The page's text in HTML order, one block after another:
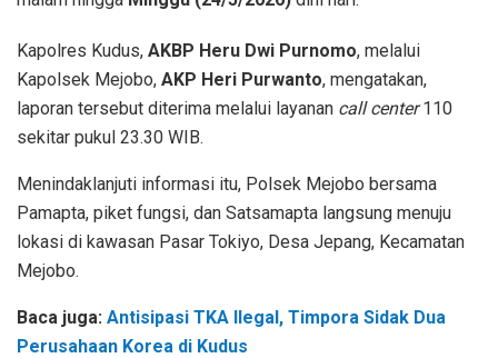
Kapolres Kudus, AKBP Heru Dwi Purnomo, melalui
Kapolsek Mejobo, AKP Heri Purwanto, mengatakan,
laporan tersebut diterima melalui layanan call center110
sekitar pukul 23.30 WIB.
Menindaklanjuti informasi itu, Polsek Mejobo bersama
Pamapta, piket fungsi, dan Satsamapta langsung menuju
lokasi di kawasan Pasar Tokiyo, Desa Jepang, Kecamatan
Mejobo.
Baca juga: Antisipasi TKA Ilegal, Timpora Sidak Dua
Perusahaan Korea di Kudus